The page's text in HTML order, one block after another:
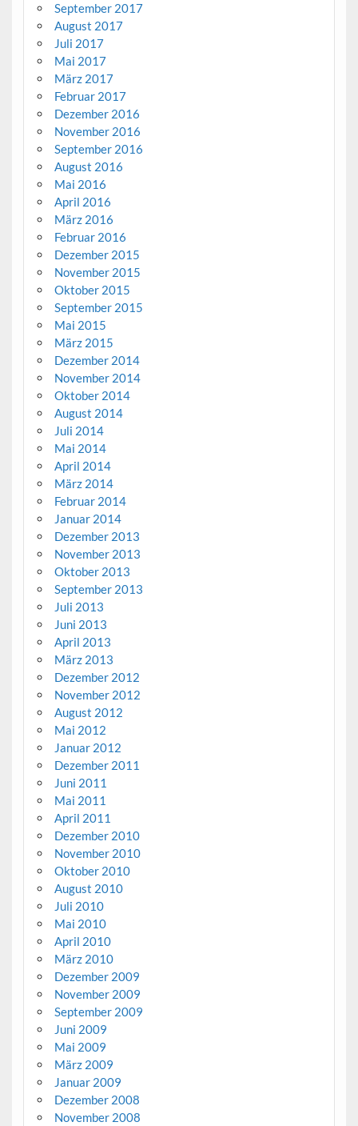
September 2017
August 2017
Juli 2017
Mai 2017
März 2017
Februar 2017
Dezember 2016
November 2016
September 2016
August 2016
Mai 2016
April 2016
März 2016
Februar 2016
Dezember 2015
November 2015
Oktober 2015
September 2015
Mai 2015
März 2015
Dezember 2014
November 2014
Oktober 2014
August 2014
Juli 2014
Mai 2014
April 2014
März 2014
Februar 2014
Januar 2014
Dezember 2013
November 2013
Oktober 2013
September 2013
Juli 2013
Juni 2013
April 2013
März 2013
Dezember 2012
November 2012
August 2012
Mai 2012
Januar 2012
Dezember 2011
Juni 2011
Mai 2011
April 2011
Dezember 2010
November 2010
Oktober 2010
August 2010
Juli 2010
Mai 2010
April 2010
März 2010
Dezember 2009
November 2009
September 2009
Juni 2009
Mai 2009
März 2009
Januar 2009
Dezember 2008
November 2008